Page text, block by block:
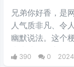
兄弟你好香，是
人气质非凡、令
幽默说法。这个
390 0